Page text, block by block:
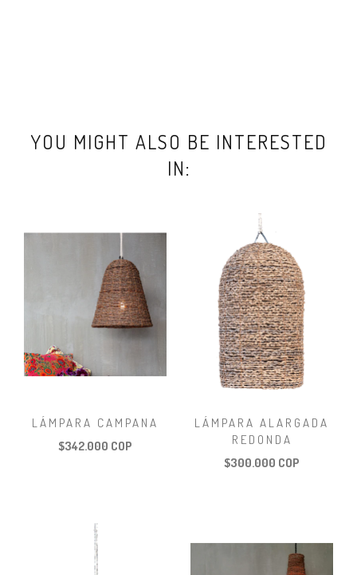
YOU MIGHT ALSO BE INTERESTED
IN:
LÁMPARA CAMPANA
$342.000 COP
LÁMPARA ALARGADA
REDONDA
$300.000 COP